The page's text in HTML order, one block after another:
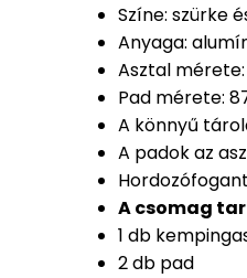
Színe: szürke
Anyaga:
Asztal mérete:
Pad mérete:
A könnyű
A padok az
A csomag
1 db
2 db pad